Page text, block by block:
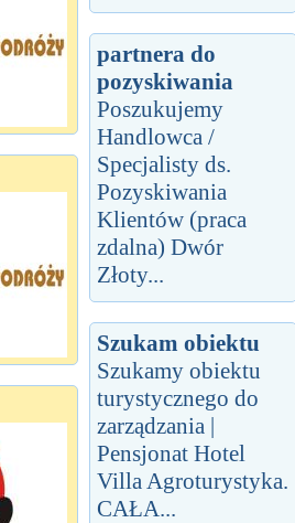
partnera do
pozyskiwania
Poszukujemy
Handlowca /
Specjalisty ds.
Pozyskiwania
Klientów (praca
zdalna) Dwór
Złoty...
Szukam obiektu
Szukamy obiektu
turystycznego do
zarządzania |
Pensjonat Hotel
Villa Agroturystyka.
CAŁA...